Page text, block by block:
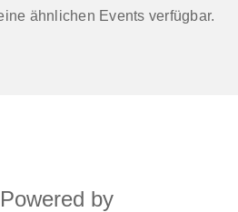
ähnlichen Events verfügbar.
Powered by